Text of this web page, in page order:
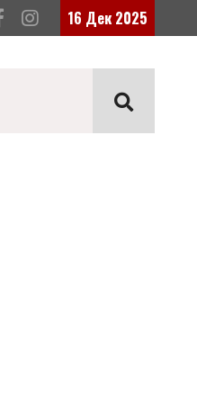
16 Дек 2025